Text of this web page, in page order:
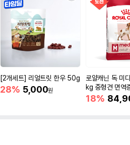
[2개세트] 리얼트릿 한우 50g
28% 5,000원
로얄캐닌 독 미
kg 중형견 면역
18%